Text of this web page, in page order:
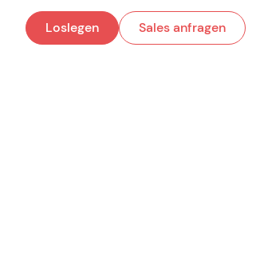
Loslegen Sales anfragen